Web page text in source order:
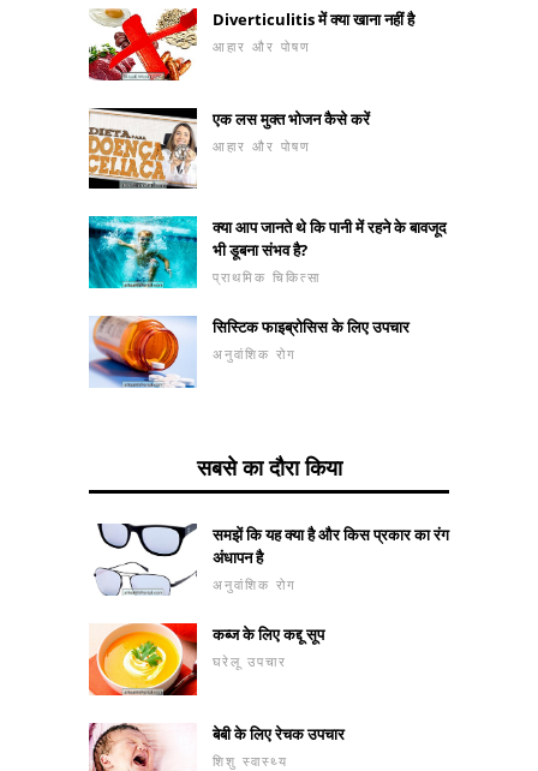
Diverticulitis में क्या खाना नहीं है
आहार और पोषण
एक लस मुक्त भोजन कैसे करें
आहार और पोषण
क्या आप जानते थे कि पानी में रहने के बावजूद
भी डूबना संभव है?
प्राथमिक चिकित्सा
सिस्टिक फाइब्रोसिस के लिए उपचार
अनुवांशिक रोग
सबसे का दौरा किया
समझें कि यह क्या है और किस प्रकार का रंग
अंधापन है
अनुवांशिक रोग
कब्ज के लिए कद्दू सूप
घरेलू उपचार
बेबी के लिए रेचक उपचार
शिशु स्वास्थ्य